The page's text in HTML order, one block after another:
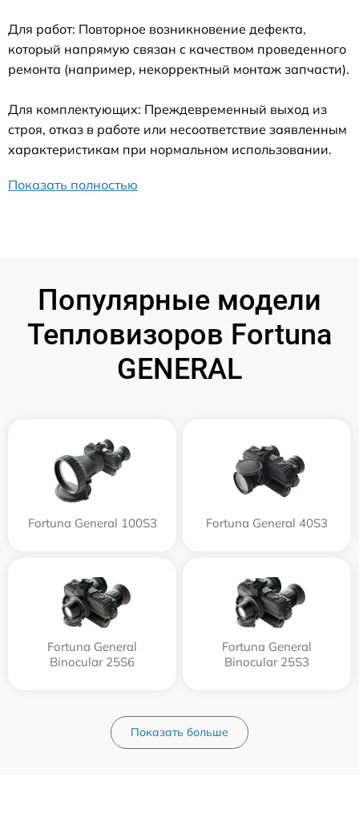
Для работ: Повторное возникновение дефекта,
который напрямую связан с качеством проведенного
ремонта (например, некорректный монтаж запчасти).
Для комплектующих: Преждевременный выход из
строя, отказ в работе или несоответствие заявленным
характеристикам при нормальном использовании.
Показать полностью
Популярные модели
Тепловизоров Fortuna
GENERAL
Fortuna General 100S3 Fortuna General 40S3
Fortuna General
Binocular 25S6
Fortuna General
Binocular 25S3
Показать больше